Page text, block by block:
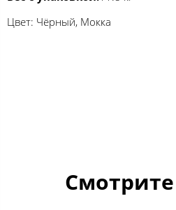
Цвет: Чёрный, Мокка